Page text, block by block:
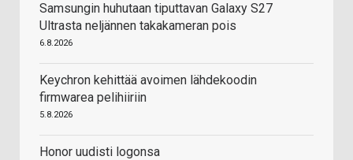
Samsungin huhutaan tiputtavan Galaxy S27
Ultrasta neljännen takakameran pois
6.8.2026
Keychron kehittää avoimen lähdekoodin
firmwarea pelihiiriin
5.8.2026
Honor uudisti logonsa